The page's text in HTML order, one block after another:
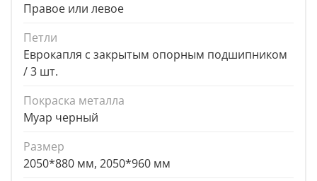
Правое или левое
Петли
Еврокапля с закрытым опорным подшипником
/ 3 шт.
Покраска металла
Муар черный
Размер
2050*880 мм, 2050*960 мм